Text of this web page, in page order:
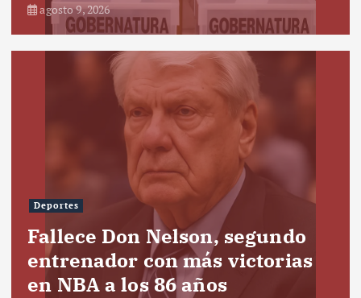
agosto 9, 2026
Deportes
Fallece Don Nelson, segundo
entrenador con más victorias
en NBA a los 86 años